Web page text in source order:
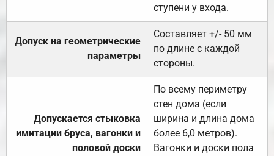
ступени у входа.
Допуск на геометрические
параметры
Составляет +/- 50 мм
по длине с каждой
стороны.
Допускается стыковка
имитации бруса, вагонки и
половой доски
По всему периметру
стен дома (если
ширина и длина дома
более 6,0 метров).
Вагонки и доски пола